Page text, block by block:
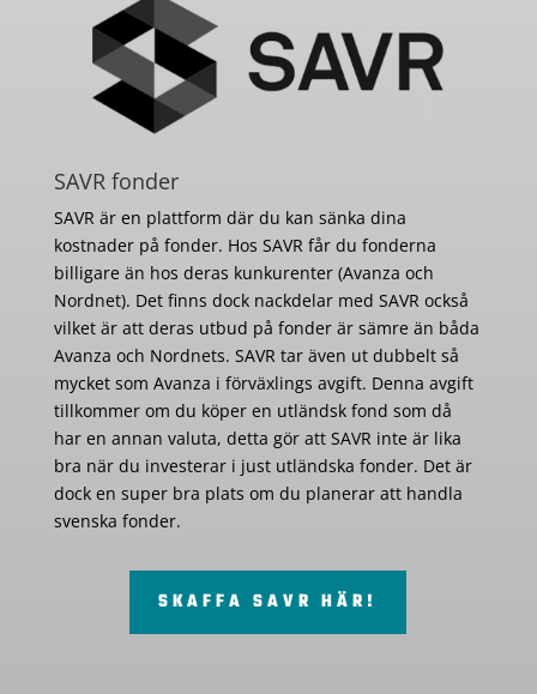
SAVR fonder
SAVR är en plattform där du kan sänka dina
kostnader på fonder. Hos SAVR får du fonderna
billigare än hos deras kunkurenter (Avanza och
Nordnet). Det finns dock nackdelar med SAVR också
vilket är att deras utbud på fonder är sämre än båda
Avanza och Nordnets. SAVR tar även ut dubbelt så
mycket som Avanza i förväxlings avgift. Denna avgift
tillkommer om du köper en utländsk fond som då
har en annan valuta, detta gör att SAVR inte är lika
bra när du investerar i just utländska fonder. Det är
dock en super bra plats om du planerar att handla
svenska fonder.
SKAFFA SAVR HÄR!